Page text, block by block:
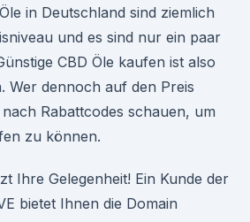
in Deutschland sind ziemlich
und es sind nur ein paar
CBD Öle kaufen ist also
Wer dennoch auf den Preis
Rabattcodes schauen, um
zu können.
Ihre Gelegenheit! Ein Kunde der
bietet Ihnen die Domain